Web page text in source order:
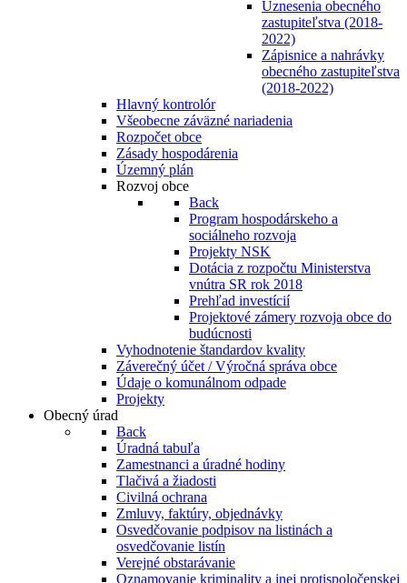
Uznesenia obecného
zastupiteľstva (2018-
2022)
Zápisnice a nahrávky
obecného zastupiteľstva
(2018-2022)
Hlavný kontrolór
Všeobecne záväzné nariadenia
Rozpočet obce
Zásady hospodárenia
Územný plán
Rozvoj obce
Back
Program hospodárskeho a
sociálneho rozvoja
Projekty NSK
Dotácia z rozpočtu Ministerstva
vnútra SR rok 2018
Prehľad investícií
Projektové zámery rozvoja obce do
budúcnosti
Vyhodnotenie štandardov kvality
Záverečný účet / Výročná správa obce
Údaje o komunálnom odpade
Projekty
Obecný úrad
Back
Úradná tabuľa
Zamestnanci a úradné hodiny
Tlačivá a žiadosti
Civilná ochrana
Zmluvy, faktúry, objednávky
Osvedčovanie podpisov na listinách a
osvedčovanie listín
Verejné obstarávanie
Oznamovanie kriminality a inej protispoločenskej